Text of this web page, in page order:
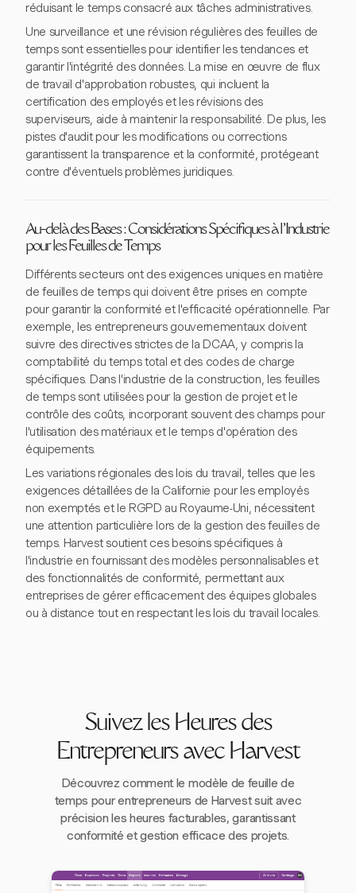
réduisant le temps consacré aux tâches administratives.
Une surveillance et une révision régulières des feuilles de
temps sont essentielles pour identifier les tendances et
garantir l'intégrité des données. La mise en œuvre de flux
de travail d'approbation robustes, qui incluent la
certification des employés et les révisions des
superviseurs, aide à maintenir la responsabilité. De plus, les
pistes d'audit pour les modifications ou corrections
garantissent la transparence et la conformité, protégeant
contre d'éventuels problèmes juridiques.
Au-delà des Bases : Considérations Spécifiques à l'Industrie
pour les Feuilles de Temps
Différents secteurs ont des exigences uniques en matière
de feuilles de temps qui doivent être prises en compte
pour garantir la conformité et l'efficacité opérationnelle. Par
exemple, les entrepreneurs gouvernementaux doivent
suivre des directives strictes de la DCAA, y compris la
comptabilité du temps total et des codes de charge
spécifiques. Dans l'industrie de la construction, les feuilles
de temps sont utilisées pour la gestion de projet et le
contrôle des coûts, incorporant souvent des champs pour
l'utilisation des matériaux et le temps d'opération des
équipements.
Les variations régionales des lois du travail, telles que les
exigences détaillées de la Californie pour les employés
non exemptés et le RGPD au Royaume-Uni, nécessitent
une attention particulière lors de la gestion des feuilles de
temps. Harvest soutient ces besoins spécifiques à
l'industrie en fournissant des modèles personnalisables et
des fonctionnalités de conformité, permettant aux
entreprises de gérer efficacement des équipes globales
ou à distance tout en respectant les lois du travail locales.
Suivez les Heures des
Entrepreneurs avec Harvest
Découvrez comment le modèle de feuille de
temps pour entrepreneurs de Harvest suit avec
précision les heures facturables, garantissant
conformité et gestion efficace des projets.